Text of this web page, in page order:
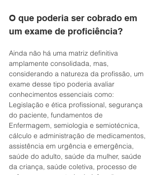
O que poderia ser cobrado em
um exame de proficiência?
Ainda não há uma matriz definitiva
amplamente consolidada, mas,
considerando a natureza da profissão, um
exame desse tipo poderia avaliar
conhecimentos essenciais como:
Legislação e ética profissional, segurança
do paciente, fundamentos de
Enfermagem, semiologia e semiotécnica,
cálculo e administração de medicamentos,
assistência em urgência e emergência,
saúde do adulto, saúde da mulher, saúde
da criança, saúde coletiva, processo de